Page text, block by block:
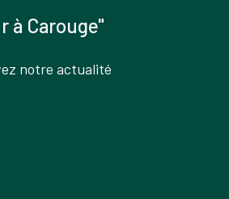
à Carouge"
notre actualité